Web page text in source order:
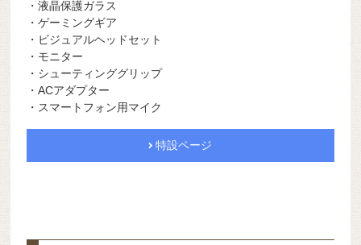
・液晶保護ガラス
・ゲーミングギア
・ビジュアルヘッドセット
・モニター
・シューティンググリップ
・ACアダプター
・スマートフォン用マイク
特設ページ